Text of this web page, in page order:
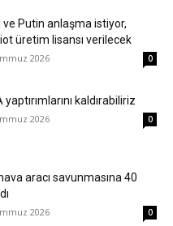
Putin anlaşma istiyor,
üretim lisansı verilecek
2026 0
kaldırabiliriz
2026 0
aracı savunmasına 40
2026 0